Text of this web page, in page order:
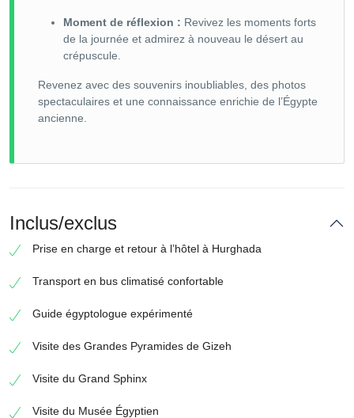
Moment de réflexion : Revivez les moments forts
de la journée et admirez à nouveau le désert au
crépuscule.
Revenez avec des souvenirs inoubliables, des photos
spectaculaires et une connaissance enrichie de l’Égypte
ancienne.
Inclus/exclus
Prise en charge et retour à l’hôtel à Hurghada
Transport en bus climatisé confortable
Guide égyptologue expérimenté
Visite des Grandes Pyramides de Gizeh
Visite du Grand Sphinx
Visite du Musée Égyptien